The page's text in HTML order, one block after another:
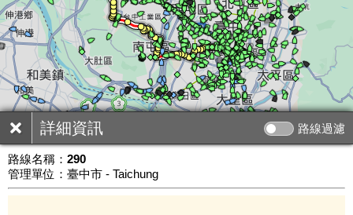
詳細資訊 路線過濾
路線名稱： 290
管理單位：臺中市 - Taichung